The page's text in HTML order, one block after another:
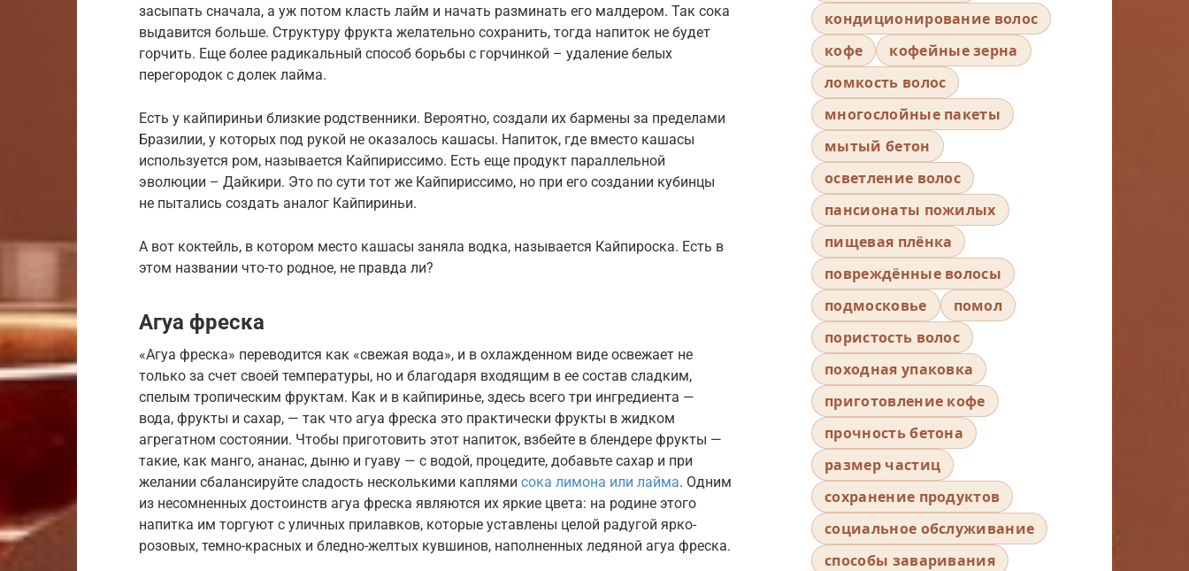
засыпать сначала, а уж потом класть лайм и начать разминать его малдером. Так сока
выдавится больше. Структуру фрукта желательно сохранить, тогда напиток не будет
горчить. Еще более радикальный способ борьбы с горчинкой – удаление белых
перегородок с долек лайма.
Есть у кайпириньи близкие родственники. Вероятно, создали их бармены за пределами
Бразилии, у которых под рукой не оказалось кашасы. Напиток, где вместо кашасы
используется ром, называется Кайпириссимо. Есть еще продукт параллельной
эволюции – Дайкири. Это по сути тот же Кайпириссимо, но при его создании кубинцы
не пытались создать аналог Кайпириньи.
А вот коктейль, в котором место кашасы заняла водка, называется Кайпироска. Есть в
этом названии что-то родное, не правда ли?
Агуа фреска
«Агуа фреска» переводится как «свежая вода», и в охлажденном виде освежает не
только за счет своей температуры, но и благодаря входящим в ее состав сладким,
спелым тропическим фруктам. Как и в кайпиринье, здесь всего три ингредиента —
вода, фрукты и сахар, — так что агуа фреска это практически фрукты в жидком
агрегатном состоянии. Чтобы приготовить этот напиток, взбейте в блендере фрукты —
такие, как манго, ананас, дыню и гуаву — с водой, процедите, добавьте сахар и при
желании сбалансируйте сладость несколькими каплями сока лимона или лайма. Одним
из несомненных достоинств агуа фреска являются их яркие цвета: на родине этого
напитка им торгуют с уличных прилавков, которые уставлены целой радугой ярко-
розовых, темно-красных и бледно-желтых кувшинов, наполненных ледяной агуа фреска.
кондиционирование волос
кофе
кофейные зерна
ломкость волос
многослойные пакеты
мытый бетон
осветление волос
пансионаты пожилых
пищевая плёнка
повреждённые волосы
подмосковье
помол
пористость волос
походная упаковка
приготовление кофе
прочность бетона
размер частиц
сохранение продуктов
социальное обслуживание
способы заваривания